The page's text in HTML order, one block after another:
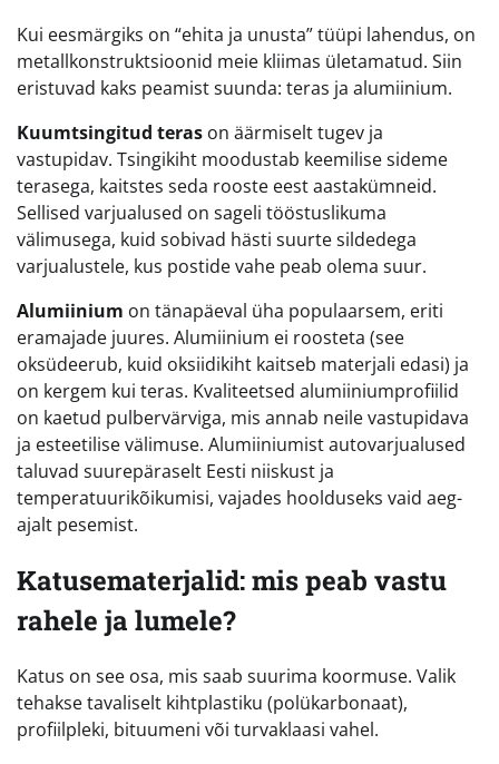
Kui eesmärgiks on “ehita ja unusta” tüüpi lahendus, on
metallkonstruktsioonid meie kliimas ületamatud. Siin
eristuvad kaks peamist suunda: teras ja alumiinium.
Kuumtsingitud teras on äärmiselt tugev ja
vastupidav. Tsingikiht moodustab keemilise sideme
terasega, kaitstes seda rooste eest aastakümneid.
Sellised varjualused on sageli tööstuslikuma
välimusega, kuid sobivad hästi suurte sildedega
varjualustele, kus postide vahe peab olema suur.
Alumiinium on tänapäeval üha populaarsem, eriti
eramajade juures. Alumiinium ei roosteta (see
oksüdeerub, kuid oksiidikiht kaitseb materjali edasi) ja
on kergem kui teras. Kvaliteetsed alumiiniumprofiilid
on kaetud pulbervärviga, mis annab neile vastupidava
ja esteetilise välimuse. Alumiiniumist autovarjualused
taluvad suurepäraselt Eesti niiskust ja
temperatuurikõikumisi, vajades hoolduseks vaid aeg-
ajalt pesemist.
Katusematerjalid: mis peab vastu
rahele ja lumele?
Katus on see osa, mis saab suurima koormuse. Valik
tehakse tavaliselt kihtplastiku (polükarbonaat),
profiilpleki, bituumeni või turvaklaasi vahel.